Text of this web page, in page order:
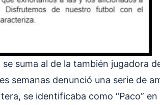
suma al de la también jugadora
semanas denunció una serie de
se identificaba como “Paco”